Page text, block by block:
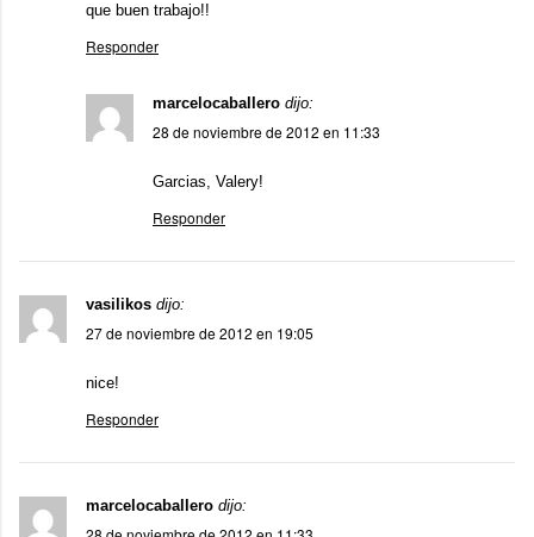
que buen trabajo!!
Responder
marcelocaballero dijo:
28 de noviembre de 2012 en 11:33
Garcias, Valery!
Responder
vasilikos dijo:
27 de noviembre de 2012 en 19:05
nice!
Responder
marcelocaballero dijo: